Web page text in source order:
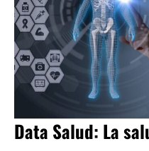
Data Salud: La